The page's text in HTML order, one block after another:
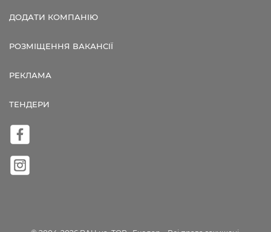
ДОДАТИ КОМПАНІЮ
РОЗМІЩЕННЯ ВАКАНСІЇ
РЕКЛАМА
ТЕНДЕРИ